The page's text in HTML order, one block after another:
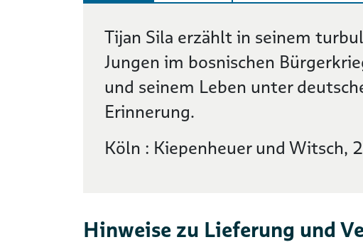
Beschreibung
Tijan Sila erzählt in seinem
Jungen im bosnischen
und seinem Leben unter
Erinnerung.
Köln : Kiepenheuer und Witsch,
Hinweise zu Lieferung und